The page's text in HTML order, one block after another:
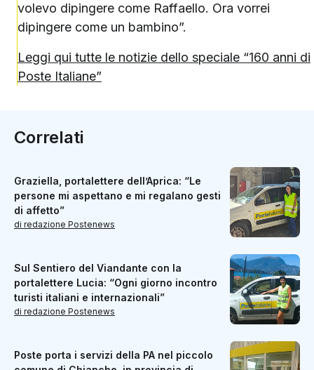
volevo dipingere come Raffaello. Ora vorrei
dipingere come un bambino”.
Leggi qui tutte le notizie dello speciale “160 anni di
Poste Italiane”
Correlati
Graziella, portalettere dell’Aprica: “Le
persone mi aspettano e mi regalano gesti
di affetto”
di redazione Postenews
Sul Sentiero del Viandante con la
portalettere Lucia: “Ogni giorno incontro
turisti italiani e internazionali”
di redazione Postenews
Poste porta i servizi della PA nel piccolo